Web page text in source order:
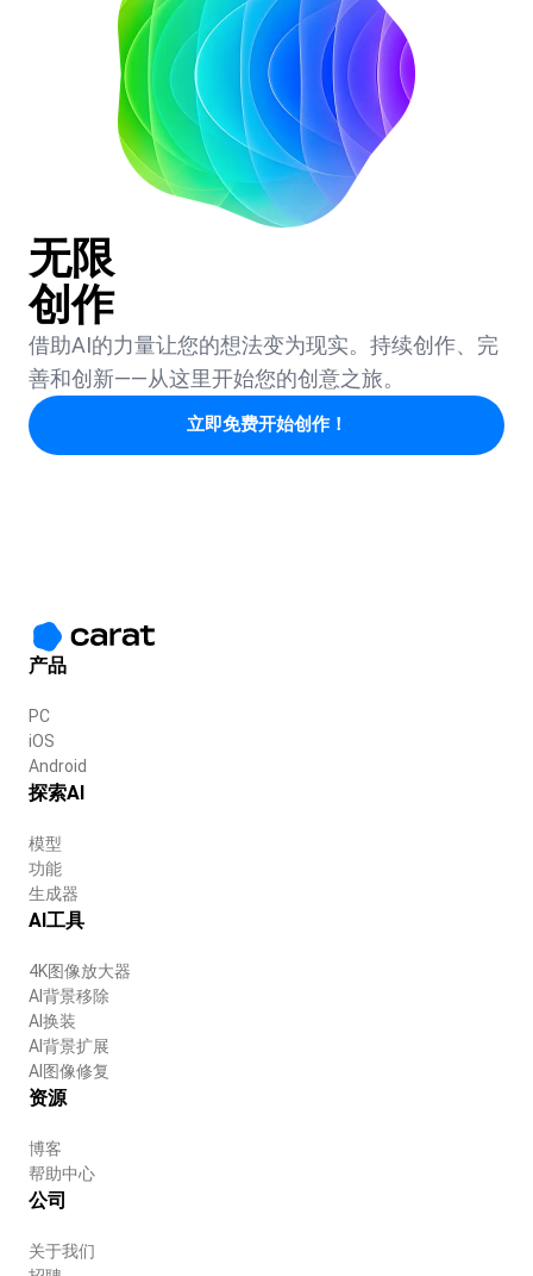
无限
创作
借助AI的力量让您的想法变为现实。持续创作、完
善和创新——从这里开始您的创意之旅。
立即免费开始创作！
产品
PC
iOS
Android
探索AI
模型
功能
生成器
AI工具
4K图像放大器
AI背景移除
AI换装
AI背景扩展
AI图像修复
资源
博客
帮助中心
公司
关于我们